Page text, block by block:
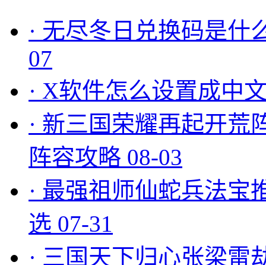
· 无尽冬日兑换码是什
07
· X软件怎么设置成中
· 新三国荣耀再起开荒
阵容攻略 08-03
· 最强祖师仙蛇兵法宝
选 07-31
· 三国天下归心张梁雷